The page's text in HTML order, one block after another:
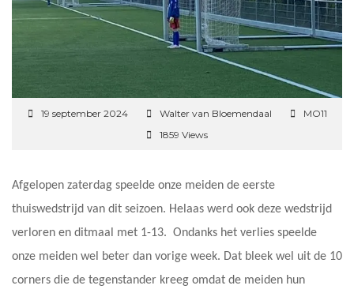
19 september 2024 Walter van Bloemendaal
MO11
1859 Views
Afgelopen zaterdag speelde onze meiden de eerste
thuiswedstrijd van dit seizoen. Helaas werd ook deze wedstrijd
verloren en ditmaal met 1-13. Ondanks het verlies speelde
onze meiden wel beter dan vorige week. Dat bleek wel uit de 10
corners die de tegenstander kreeg omdat de meiden hun